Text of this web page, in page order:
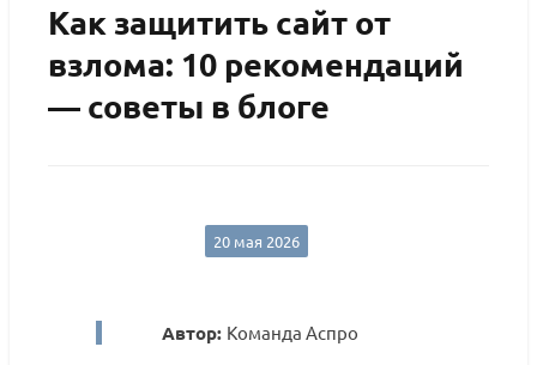
Как защитить сайт от
взлома: 10 рекомендаций
— советы в блоге
20 мая 2026
Автор: Команда Аспро